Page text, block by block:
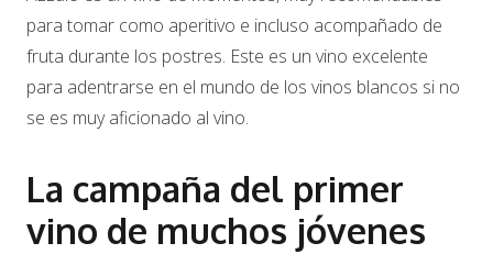
para tomar como aperitivo e incluso acompañado de
fruta durante los postres. Este es un vino excelente
para adentrarse en el mundo de los vinos blancos si no
se es muy aficionado al vino.
La campaña del primer
vino de muchos jóvenes